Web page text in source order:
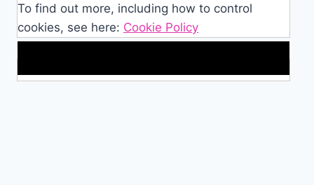
To find out more, including how to control
cookies, see here: Cookie Policy